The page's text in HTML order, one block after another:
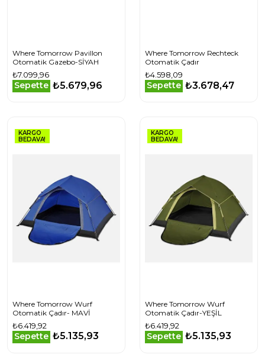
Where Tomorrow Pavillon
Otomatik Gazebo-SİYAH
₺7.099,96
Sepette ₺5.679,96
Where Tomorrow Rechteck
Otomatik Çadır
₺4.598,09
Sepette ₺3.678,47
KARGO
BEDAVA!
Where Tomorrow Wurf
Otomatik Çadır- MAVİ
₺6.419,92
Sepette ₺5.135,93
KARGO
BEDAVA!
Where Tomorrow Wurf
Otomatik Çadır-YEŞİL
₺6.419,92
Sepette ₺5.135,93